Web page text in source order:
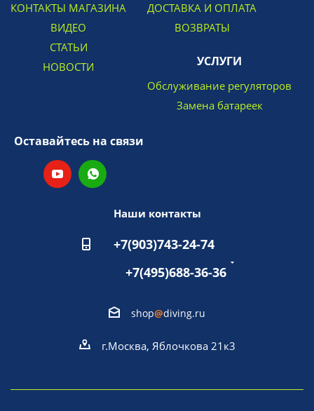
КОНТАКТЫ МАГАЗИНА
ВИДЕО
СТАТЬИ
НОВОСТИ
ДОСТАВКА И ОПЛАТА
ВОЗВРАТЫ
УСЛУГИ
Обслуживание регуляторов
Замена батареек
Оставайтесь на связи
Наши контакты
+7(903)743-24-74
+7(495)688-36-36
shop@diving.ru
г.Москва, Яблочкова 21к3